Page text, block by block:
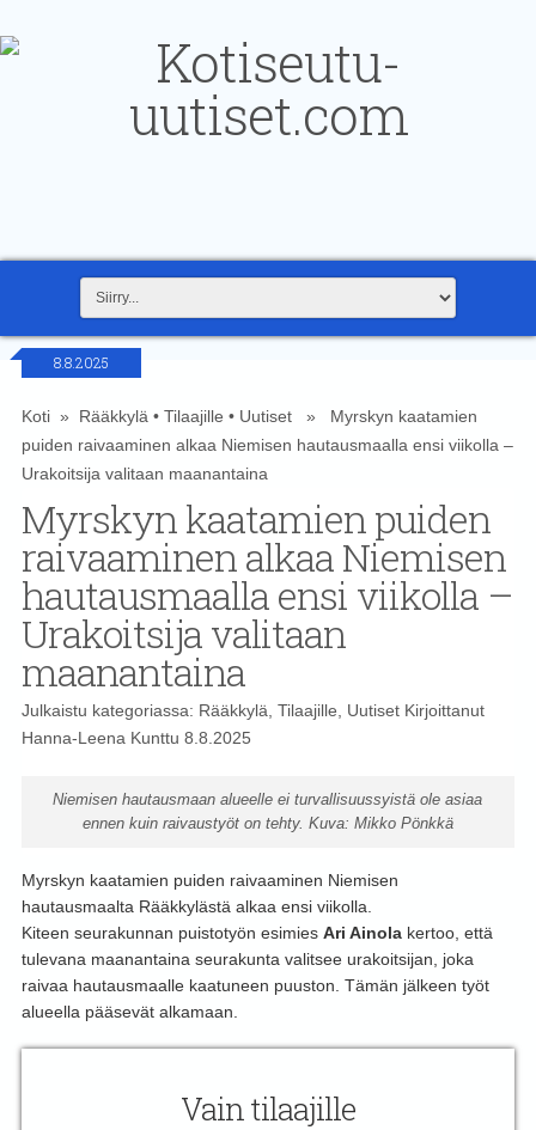
8.8.2025
Koti» Rääkkylä • Tilaajille • Uutiset» Myrskyn kaatamien
puiden raivaaminen alkaa Niemisen hautausmaalla ensi viikolla –
Urakoitsija valitaan maanantaina
Myrskyn kaatamien puiden
raivaaminen alkaa Niemisen
hautausmaalla ensi viikolla –
Urakoitsija valitaan
maanantaina
Julkaistu kategoriassa: Rääkkylä Tilaajille UutisetKirjoittanut
Hanna-Leena Kunttu 8.8.2025
Niemisen hautausmaan alueelle ei turvallisuussyistä ole asiaa
ennen kuin raivaustyöt on tehty. Kuva: Mikko Pönkkä
Myrskyn kaatamien puiden raivaaminen Niemisen
hautausmaalta Rääkkylästä alkaa ensi viikolla.
Kiteen seurakunnan puistotyön esimies Ari Ainolakertoo, että
tulevana maanantaina seurakunta valitsee urakoitsijan, joka
raivaa hautausmaalle kaatuneen puuston. Tämän jälkeen työt
alueella pääsevät alkamaan.
Vain tilaajille